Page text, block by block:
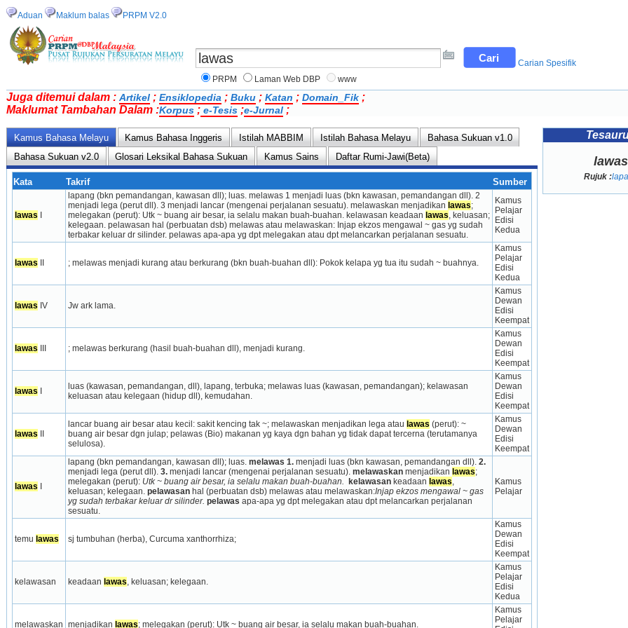
Aduan Maklum balas PRPM V2.0
Carian Spesifik
PRPM
Laman Web DBP www
Juga ditemui dalam : Artikel ; Ensiklopedia ; Buku ; Katan ; Domain_Fik ;
Maklumat Tambahan Dalam :Korpus ; e-Tesis ;e-Jurnal ;
Kamus Bahasa Melayu Kamus Bahasa Inggeris Istilah MABBIM Istilah Bahasa Melayu
Bahasa Sukuan v1.0
Bahasa Sukuan v2.0
Glosari Leksikal Bahasa Sukuan Kamus Sains Daftar Rumi-Jawi(Beta)
Kata Takrif Sumber
lawas I
lapang (bkn pemandangan, kawasan dll); luas. melawas 1 menjadi luas (bkn kawasan, pemandangan dll). 2
menjadi lega (perut dll). 3 menjadi lancar (mengenai perjalanan sesuatu). melawaskan menjadikan lawas;
melegakan (perut): Utk ~ buang air besar, ia selalu makan buah-buahan. kelawasan keadaan lawas , keluasan;
kelegaan. pelawasan hal (perbuatan dsb) melawas atau melawaskan: Injap ekzos mengawal ~ gas yg sudah
terbakar keluar dr silinder. pelawas apa-apa yg dpt melegakan atau dpt melancarkan perjalanan sesuatu.
Kamus
Pelajar
Edisi
Kedua
lawas II ; melawas menjadi kurang atau berkurang (bkn buah-buahan dll): Pokok kelapa yg tua itu sudah ~ buahnya.
Kamus
Pelajar
Edisi
Kedua
lawas IV Jw ark lama.
Kamus
Dewan
Edisi
Keempat
lawas III ; melawas berkurang (hasil buah-­buahan dll), menjadi kurang.
Kamus
Dewan
Edisi
Keempat
lawas I
luas (kawasan, pemandangan, dll), lapang, terbuka; melawas luas (kawasan, pemandangan); kelawasan
keluasan atau kelegaan (hidup dll), kemudahan.
Kamus
Dewan
Edisi
Keempat
lawas II
lancar buang air besar atau kecil: sakit kencing tak ~; melawaskan menjadikan lega atau lawas (perut): ~
buang air besar dgn julap; pelawas (Bio) makanan yg kaya dgn bahan yg tidak dapat tercerna (terutamanya
selulosa).
Kamus
Dewan
Edisi
Keempat
lawas I
lapang (bkn pemandangan, kawasan dll); luas. melawas 1. menjadi luas (bkn kawasan, pemandangan dll). 2.
menjadi lega (perut dll). 3. menjadi lancar (mengenai perjalanan sesuatu). melawaskan menjadikan lawas;
melegakan (perut): Utk ~ buang air besar, ia selalu makan buah-buahan. kelawasan keadaan lawas
keluasan; kelegaan. pelawasan hal (perbuatan dsb) melawas atau melawaskan:Injap ekzos mengawal ~ gas
yg sudah terbakar keluar dr silinder. pelawas apa-apa yg dpt melegakan atau dpt melancarkan perjalanan
sesuatu.
Kamus
Pelajar
temu lawas sj tumbuhan (herba), Curcuma xanthorrhiza;
Kamus
Dewan
Edisi
Keempat
kelawasan keadaan lawas , keluasan; kelegaan.
Kamus
Pelajar
Edisi
Kedua
melawaskan menjadikan lawas; melegakan (perut): Utk ~ buang air besar, ia selalu makan buah-buahan.
Kamus
Pelajar
lawas
Rujuk :